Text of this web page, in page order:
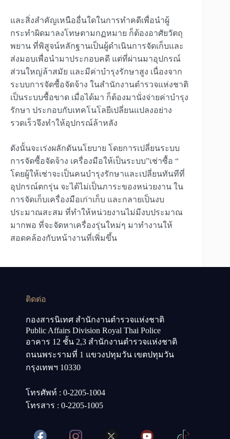
และสิ่งสำคัญเหนืออื่นใดในการทำคดีเพื่อนำผู้
กระทำผิดมาลงโทษตามกฏหมาย ก็ต้องอาศัยวัตถุ
พยาน ที่พิสูจน์หลักฐานเป็นผู้ดำเนินการจัดเก็บและ
ส่งมอบเพื่อนำมาประกอบคดี แต่ที่ผ่านมาอุปกรณ์
ส่วนใหญ่ล้าสมัย และมีค่าบำรุงรักษาสูง เนื่องจาก
ระบบการจัดซื้อจัดจ้าง ในสำนักงานตำรวจแห่งชาติ
เป็นระบบซื้อขาด เมื่อได้มา ก็ต้องมานั่งจ่ายค่าบำรุง
รักษา ประกอบกับเทคโนโลยีเปลี่ยนแปลงอย่าง
รวดเร็วจึงทำให้อุปกรณ์ล้าหลัง
ดังนั้นจะเร่งผลักดันนโยบาย โดยการเปลี่ยนระบบ
การจัดซื้อจัดจ้าง เครื่องมือให้เป็นระบบ”เช่าซื้อ “
โดยผู้ให้เช่าจะเป็นคนบำรุงรักษาและเปลี่ยนทันทีที่
อุปกรณ์ตกรุ่น จะได้ไม่เป็นภาระของหน่วยงาน ใน
การจัดเก็บเครื่องมือเก่าเก็บ และกลายเป็นงบ
ประมาณสะสม ที่ทำให้หน่วยงานไม่มีงบประมาณ
มากพอ ที่จะจัดหาเครื่องรุ่นใหม่ๆ มาทำงานให้
สอดคล้องกับหน้างานที่เพิ่มขึ้น
ติดต่อ
กองสารนิเทศ สำนักงานตำรวจแห่งชาติ
Public Affairs Division Royal Thai Police
อาคาร 12 ชั้น 2,3 สำนักงานตำรวจแห่งชาติ
ถนนพระรามที่ 1 แขวงปทุมวัน เขตปทุมวัน
กรุงเทพฯ 10330
โทรศัพท์ : 0-2205-1004
โทรสาร : 0-2205-1005